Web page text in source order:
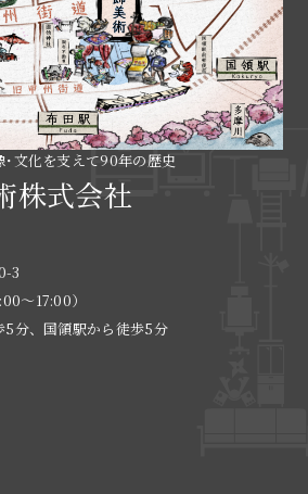
文化を支えて90年の歴史
株式会社
3
〜17:00）
分、国領駅から徒歩5分